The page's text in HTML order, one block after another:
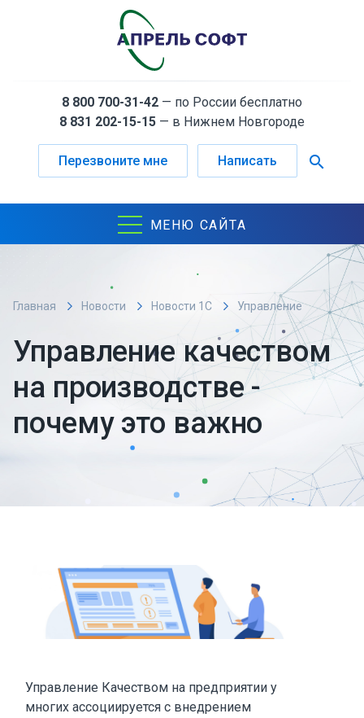
8 800 700-31-42 — по России бесплатно
8 831 202-15-15 — в Нижнем Новгороде
Перезвоните мне Написать search
МЕНЮ САЙТА
Главная Новости Новости 1С
Управление
качеством на производстве - почему это важно
Управление качеством
на производстве -
почему это важно
Управление Качеством на предприятии у
многих ассоциируется с внедрением